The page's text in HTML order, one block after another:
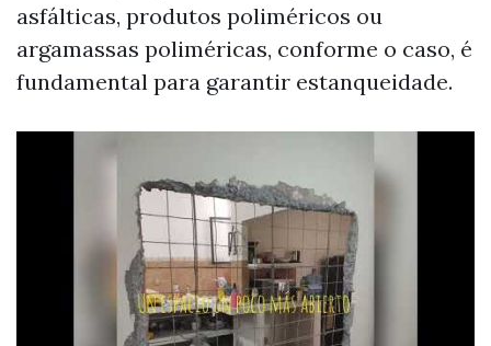
asfálticas, produtos poliméricos ou
argamassas poliméricas, conforme o caso, é
fundamental para garantir estanqueidade.